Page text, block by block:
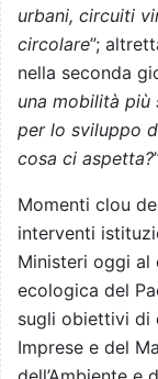
urbani, circuiti
circolare”;
nella seconda
una mobilità più
per lo sviluppo
cosa ci aspetta?
Momenti clou
interventi
Ministeri oggi
ecologica del
sugli obiettivi di
Imprese e del